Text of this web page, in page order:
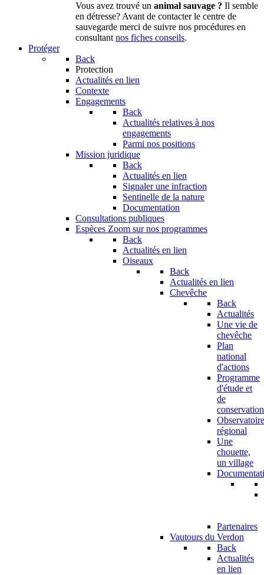
Vous avez trouvé un animal sauvage ? Il semble
en détresse? Avant de contacter le centre de
sauvegarde merci de suivre nos procédures en
consultantnos fiches conseils.
Protéger
Back
Protection
Actualités en lien
Contexte
Engagements
Back
Actualités relatives à nos
engagements
Parmi nos positions
Mission juridique
Back
Actualités en lien
Signaler une infraction
Sentinelle de la nature
Documentation
Consultations publiques
Espèces Zoom sur nos programmes
Back
Actualités en lien
Oiseaux
Back
Actualités en lien
Chevêche
Back
Actualités
Une vie de
chevêche
Plan
national
d'actions
Programme
d'étude et
de
conservation
Observatoire
régional
Une
chouette,
un village
Partenaires
Vautours du Verdon
Back
Actualités
en lien